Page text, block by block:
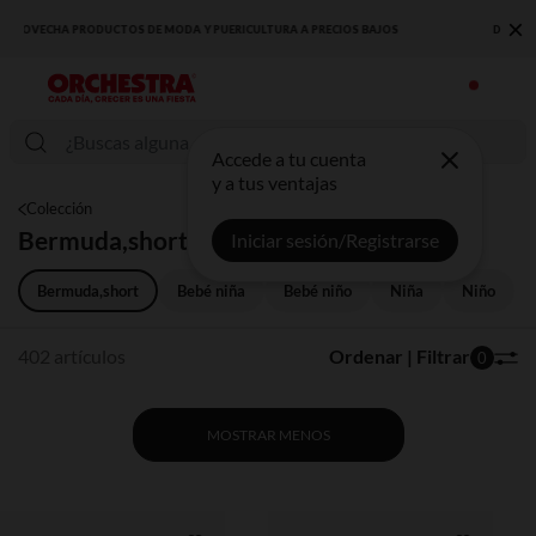
DESCUBRE LA NUEVA COLECCIÓN QUE TE ENCANTARÁ ☀️ ×
Accede a tu cuenta
y a tus ventajas
Iniciar sesión/Registrarse
Colección
Bermuda,short
Bermuda,short Bebé niña Bebé niño Niña Niño
Ordenar | Filtrar 0
MOSTRAR MENOS